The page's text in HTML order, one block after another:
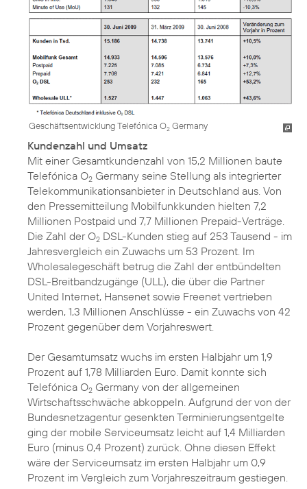
Geschäftsentwicklung Telefónica O2 Germany
Kundenzahl und Umsatz
Mit einer Gesamtkundenzahl von 15,2 Millionen baute
Telefónica O2 Germany seine Stellung als integrierter
Telekommunikationsanbieter in Deutschland aus. Von
den Pressemitteilung Mobilfunkkunden hielten 7,2
Millionen Postpaid und 7,7 Millionen Prepaid-Verträge.
Die Zahl der O2 DSL-Kunden stieg auf 253 Tausend - im
Jahresvergleich ein Zuwachs um 53 Prozent. Im
Wholesalegeschäft betrug die Zahl der entbündelten
DSL-Breitbandzugänge (ULL), die über die Partner
United Internet, Hansenet sowie Freenet vertrieben
werden, 1,3 Millionen Anschlüsse - ein Zuwachs von 42
Prozent gegenüber dem Vorjahreswert.
Der Gesamtumsatz wuchs im ersten Halbjahr um 1,9
Prozent auf 1,78 Milliarden Euro. Damit konnte sich
Telefónica O2 Germany von der allgemeinen
Wirtschaftsschwäche abkoppeln. Aufgrund der von der
Bundesnetzagentur gesenkten Terminierungsentgelte
ging der mobile Serviceumsatz leicht auf 1,4 Milliarden
Euro (minus 0,4 Prozent) zurück. Ohne diesen Effekt
wäre der Serviceumsatz im ersten Halbjahr um 0,9
Prozent im Vergleich zum Vorjahreszeitraum gestiegen.